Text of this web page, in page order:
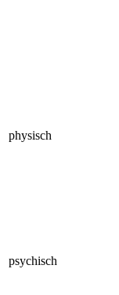
physisch
psychisch